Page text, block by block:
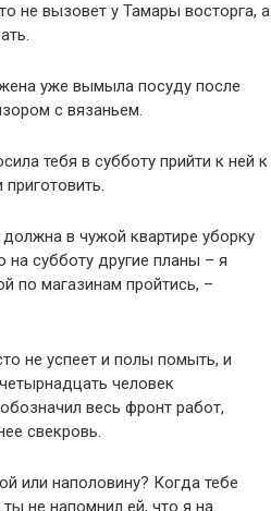
не вызовет у Тамары восторга, а
уже вымыла посуду после
с вязаньем.
тебя в субботу прийти к ней к
в чужой квартире уборку
субботу другие планы – я
по магазинам пройтись, –
не успеет и полы помыть, и
человек
весь фронт работ,
свекровь.
или наполовину? Когда тебе
не напомнил ей, что я на